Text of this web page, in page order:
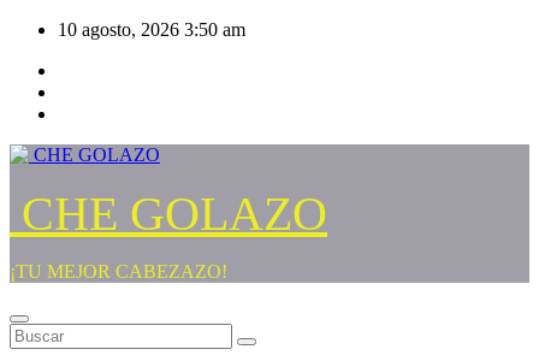
Saltar
contenido
10 agosto, 2026 3:50 am
CHE GOLAZO
¡TU MEJOR CABEZAZO!